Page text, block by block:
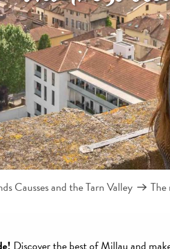
Causses and the Tarn Valley The
Discover the best of Millau and